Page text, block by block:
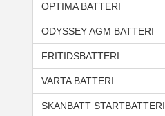
OPTIMA BATTERI
ODYSSEY AGM BATTERI
FRITIDSBATTERI
VARTA BATTERI
SKANBATT STARTBATTERI